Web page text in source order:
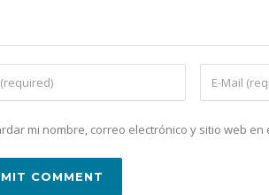
mi nombre, correo electrónico y sitio web